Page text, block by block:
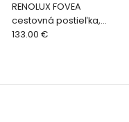
RENOLUX FOVEA
cestovná postieľka,
Griffin 2023
133.00 €